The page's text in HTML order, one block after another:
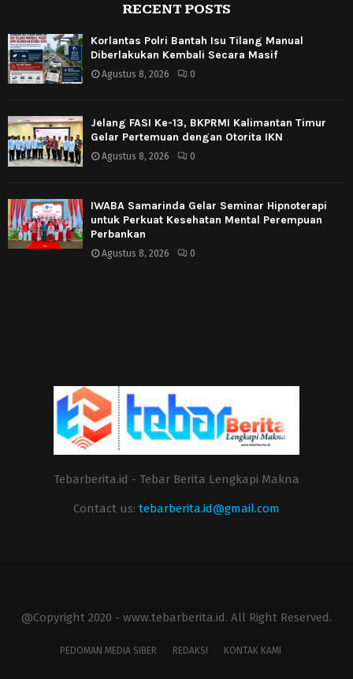
RECENT POSTS
Korlantas Polri Bantah Isu Tilang Manual
Diberlakukan Kembali Secara Masif
Agustus 8, 2026 0
Jelang FASI Ke-13, BKPRMI Kalimantan Timur
Gelar Pertemuan dengan Otorita IKN
Agustus 8, 2026 0
IWABA Samarinda Gelar Seminar Hipnoterapi
untuk Perkuat Kesehatan Mental Perempuan
Perbankan
Agustus 8, 2026 0
Tebarberita.id - Tebar Berita Lengkapi Makna
Contact us: tebarberita.id@gmail.com
@Copyright 2020 - www.tebarberita.id. All Right Reserved.
PEDOMAN MEDIA SIBER REDAKSI KONTAK KAMI